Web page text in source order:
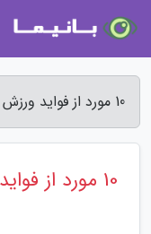
10 مورد از فواید ورزش های هوازی - کوه سفید
10 مورد از فواید ورزش های هوازی